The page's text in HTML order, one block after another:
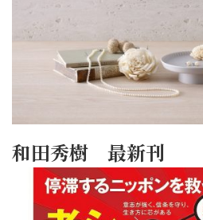
和田秀樹 最新刊